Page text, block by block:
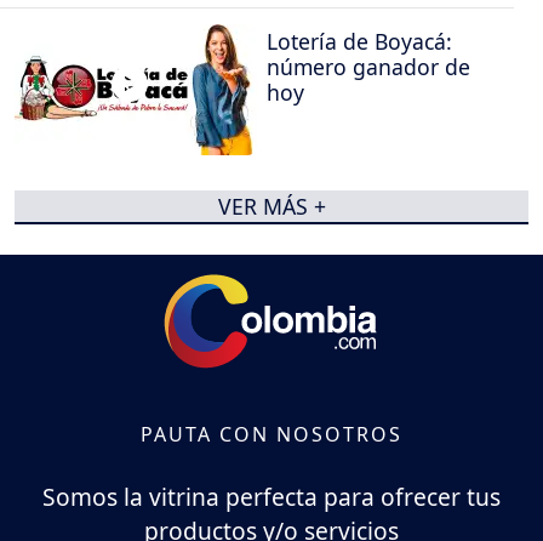
Lotería de Boyacá:
número ganador de
hoy
VER MÁS +
PAUTA CON NOSOTROS
Somos la vitrina perfecta para ofrecer tus
productos y/o servicios